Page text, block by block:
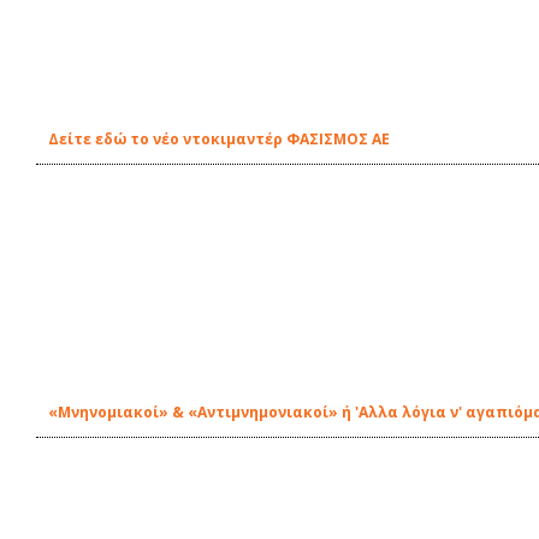
Δείτε εδώ το νέο ντοκιμαντέρ ΦΑΣΙΣΜΟΣ ΑΕ
«Μνηνομιακοί» & «Αντιμνημονιακοί» ή 'Αλλα λόγια ν'